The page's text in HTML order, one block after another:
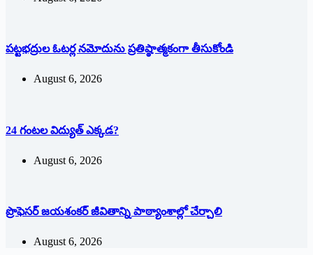
పట్టభద్రుల ఓటర్ల నమోదును ప్రతిష్ఠాత్మకంగా తీసుకోండి
August 6, 2026
24 గంటల విద్యుత్ ఎక్కడ?
August 6, 2026
ప్రొఫెసర్ జయశంకర్ జీవితాన్ని పాఠ్యాంశాల్లో చేర్చాలి
August 6, 2026